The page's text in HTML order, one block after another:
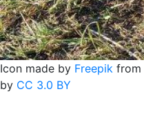
Icon made by Freepik from
by CC 3.0 BY